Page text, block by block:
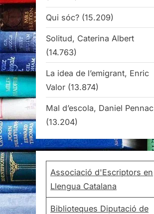
Qui sóc? (15.209)
Solitud, Caterina Albert
(14.763)
La idea de l’emigrant, Enric
Valor (13.874)
Mal d’escola, Daniel Pennac
(13.204)
Associació d'Escriptors en
Llengua Catalana
Biblioteques Diputació de